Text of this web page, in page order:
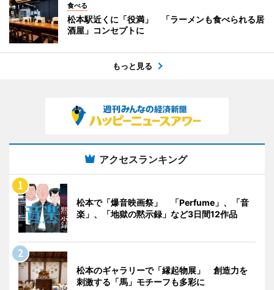
食べる
松本駅近くに「役満」 「ラーメンも食べられる居
酒屋」コンセプトに
もっと見る
アクセスランキング
松本で「爆音映画祭」 「Perfume」、「音
楽」、「地獄の黙示録」など3日間12作品
松本のギャラリーで「縁起物展」 創造力を
刺激する「馬」モチーフも多彩に